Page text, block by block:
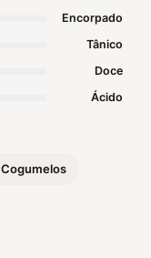
Encorpado
Tânico
Doce
Ácido
Cogumelos